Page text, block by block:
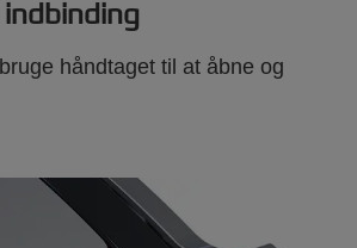
håndtaget til at åbne og